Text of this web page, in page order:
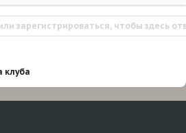
зарегистрироваться, чтобы здесь
клуба